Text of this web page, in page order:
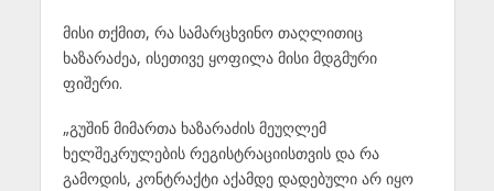
მისი თქმით, რა სამარცხვინო თაღლითიც
ხაზარაძეა, ისეთივე ყოფილა მისი მდგმური
ფიშერი.
„გუშინ მიმართა ხაზარაძის მეუღლემ
ხელშეკრულების რეგისტრაციისთვის და რა
გამოდის, კონტრაქტი აქამდე დადებული არ იყო